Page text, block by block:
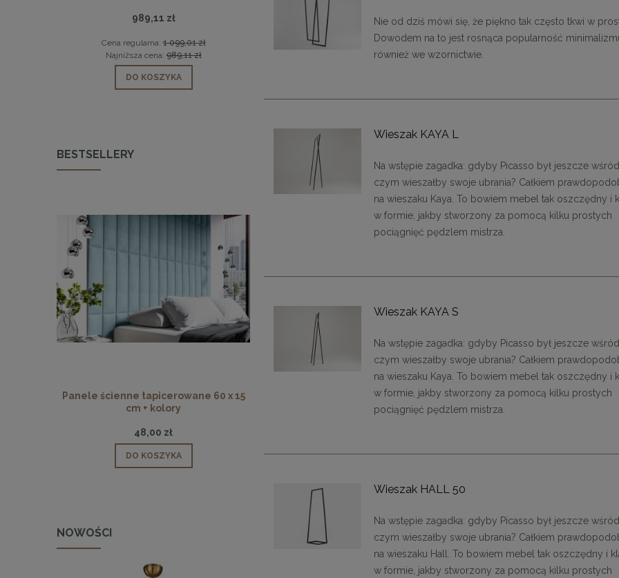
989,11 zł
Cena regularna:1 099,01 zł
Najniższa cena:989,11 zł
DO KOSZYKA
764,10 zł
Cena regularna:
849,00 zł
849,00 zł
629,10 zł
Cena regularna:699,00 zł
BESTSELLERY
Panele ścienne tapicerowane 60 x 15
cm + kolory
48,00 zł
DO KOSZYKA
Panele ścienne tapicerowane 40 x 30
DO KOSZYKA
Panele ścienne tapicerowane 70 x
DO KOSZYKA
NOWOŚCI
Nie od dziś mówi się, że piękno tak często tkwi w
Dowodem na to jest rosnąca popularność
również we wzornictwie.
Wieszak KAYA L
Na wstępie zagadka: gdyby Picasso był jeszcze
czym wieszałby swoje ubrania? Całkiem
na wieszaku Kaya. To bowiem mebel tak oszczędny i
w formie, jakby stworzony za pomocą kilku prostych
pociągnięć pędzlem mistrza.
Wieszak KAYA S
Na wstępie zagadka: gdyby Picasso był jeszcze
czym wieszałby swoje ubrania? Całkiem
na wieszaku Kaya. To bowiem mebel tak oszczędny i
w formie, jakby stworzony za pomocą kilku prostych
pociągnięć pędzlem mistrza.
Wieszak HALL 50
Na wstępie zagadka: gdyby Picasso był jeszcze
czym wieszałby swoje ubrania? Całkiem
na wieszaku Hall. To bowiem mebel tak oszczędny i
w formie, jakby stworzony za pomocą kilku prostych